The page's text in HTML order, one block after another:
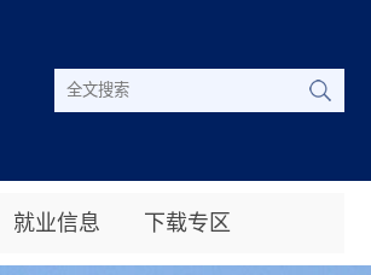
就业信息 下载专区